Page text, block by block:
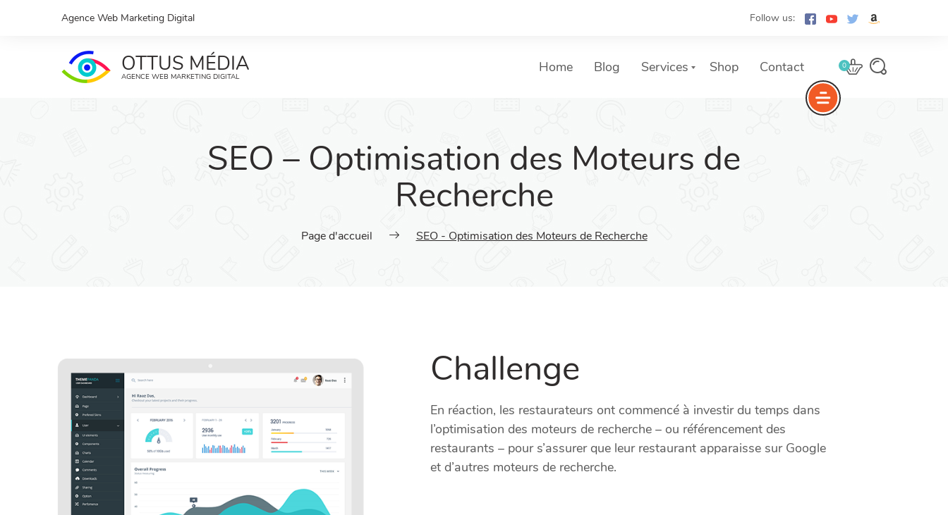
Agence Web Marketing Digital Follow us:
OTTUS MÉDIA
AGENCE WEB MARKETING DIGITAL
Home Blog Services
Listes des Services
Shop Contact 0
SEO – Optimisation des Moteurs de
Recherche
Page d'accueil SEO - Optimisation des Moteurs de Recherche
Challenge
En réaction, les restaurateurs ont commencé à investir du temps dans
l’optimisation des moteurs de recherche – ou référencement des
restaurants – pour s’assurer que leur restaurant apparaisse sur Google
et d’autres moteurs de recherche.